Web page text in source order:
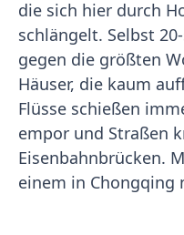
die sich hier durch
schlängelt. Selbst
gegen die größten
Häuser, die kaum
Flüsse schießen
empor und Straßen
Eisenbahnbrücken.
einem in Chongqing